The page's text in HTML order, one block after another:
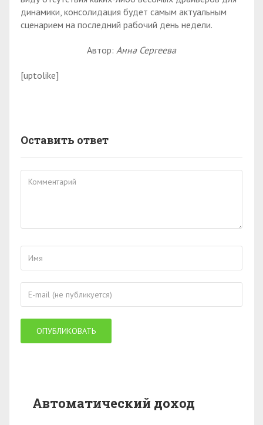
динамики, консолидация будет самым актуальным
сценарием на последний рабочий день недели.
Автор: Анна Сергеева
[uptolike]
Оставить ответ
Автоматический доход